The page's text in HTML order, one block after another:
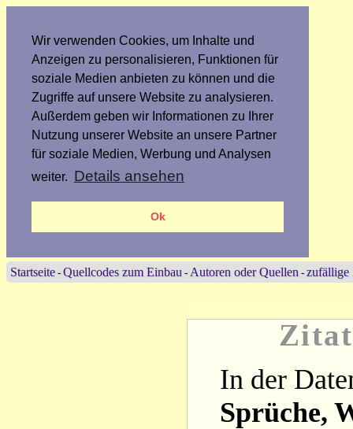
Wir verwenden Cookies, um Inhalte und
Anzeigen zu personalisieren, Funktionen für
soziale Medien anbieten zu können und die
Zugriffe auf unsere Website zu analysieren.
Außerdem geben wir Informationen zu Ihrer
Nutzung unserer Website an unsere Partner
für soziale Medien, Werbung und Analysen
weiter. Details ansehen
Ok
Startseite - Quellcodes zum Einbau - Autoren oder Quellen - zufällige
In der
Sprüche,